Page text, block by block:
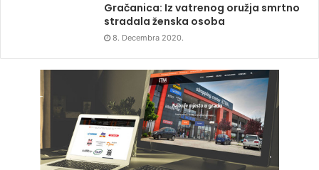
Gračanica: Iz vatrenog oružja smrtno
stradala ženska osoba
8. Decembra 2020.